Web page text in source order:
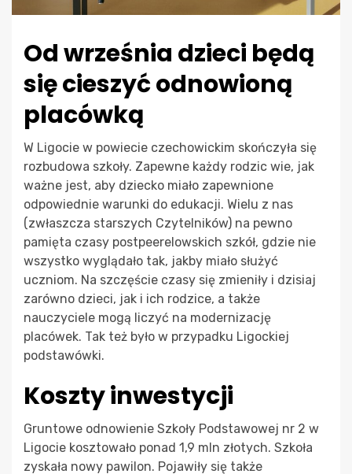
Od września dzieci będą
się cieszyć odnowioną
placówką
W Ligocie w powiecie czechowickim skończyła się
rozbudowa szkoły. Zapewne każdy rodzic wie, jak
ważne jest, aby dziecko miało zapewnione
odpowiednie warunki do edukacji. Wielu z nas
(zwłaszcza starszych Czytelników) na pewno
pamięta czasy postpeerelowskich szkół, gdzie nie
wszystko wyglądało tak, jakby miało służyć
uczniom. Na szczęście czasy się zmieniły i dzisiaj
zarówno dzieci, jak i ich rodzice, a także
nauczyciele mogą liczyć na modernizację
placówek. Tak też było w przypadku Ligockiej
podstawówki.
Koszty inwestycji
Gruntowe odnowienie Szkoły Podstawowej nr 2 w
Ligocie kosztowało ponad 1,9 mln złotych. Szkoła
zyskała nowy pawilon. Pojawiły się także